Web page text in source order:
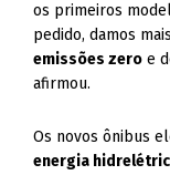
os primeiros
pedido, damos
emissões zero e
afirmou.
Os novos ônibus
energia